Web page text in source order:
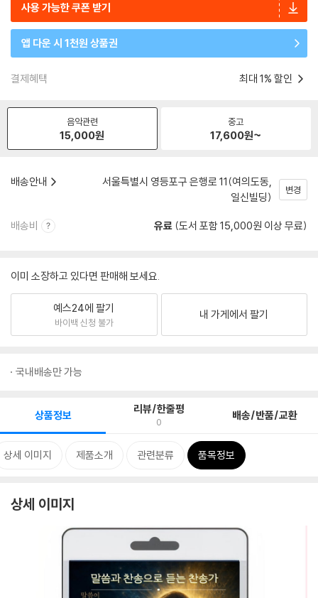
사용 가능한 쿠폰 받기
앱 다운 시 1천원 상품권
결제혜택 최대 1% 할인
음악관련
15,000원
중고
17,600원~
배송안내
서울특별시 영등포구 은행로 11(여의도동,
일신빌딩)
변경
배송비 유료 (도서 포함 15,000원 이상 무료)
이미 소장하고 있다면 판매해 보세요.
예스24에 팔기
바이백 신청 불가
내 가게에서 팔기
국내배송만 가능
상품정보 리뷰/한줄평
0 배송/반품/교환
상세 이미지 제품소개 관련분류 품목정보
상세 이미지